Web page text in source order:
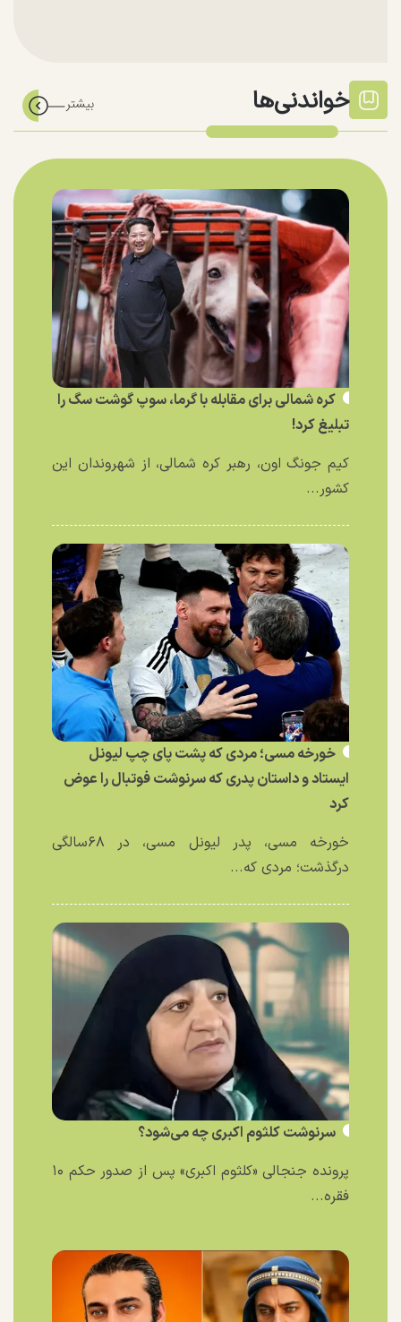
خواندنی‌ها
کره شمالی برای مقابله با گرما، سوپ گوشت سگ را
تبلیغ کرد!
کیم جونگ اون، رهبر کره شمالی، از شهروندان این
کشور...
خورخه مسی؛ مردی که پشت پای چپ لیونل
ایستاد و داستان پدری که سرنوشت فوتبال را عوض
کرد
خورخه مسی، پدر لیونل مسی، در ۶۸سالگی
درگذشت؛ مردی که...
سرنوشت کلثوم اکبری چه می‌شود؟
پرونده جنجالی «کلثوم اکبری» پس از صدور حکم ۱۰
فقره...